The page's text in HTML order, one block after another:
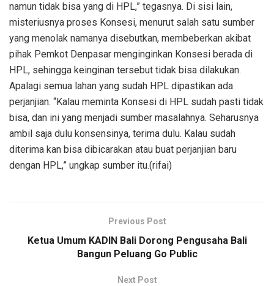
namun tidak bisa yang di HPL,” tegasnya. Di sisi lain,
misteriusnya proses Konsesi, menurut salah satu sumber
yang menolak namanya disebutkan, membeberkan akibat
pihak Pemkot Denpasar menginginkan Konsesi berada di
HPL, sehingga keinginan tersebut tidak bisa dilakukan.
Apalagi semua lahan yang sudah HPL dipastikan ada
perjanjian. “Kalau meminta Konsesi di HPL sudah pasti tidak
bisa, dan ini yang menjadi sumber masalahnya. Seharusnya
ambil saja dulu konsensinya, terima dulu. Kalau sudah
diterima kan bisa dibicarakan atau buat perjanjian baru
dengan HPL,” ungkap sumber itu.(rifai)
Previous Post
Ketua Umum KADIN Bali Dorong Pengusaha Bali
Bangun Peluang Go Public
Next Post